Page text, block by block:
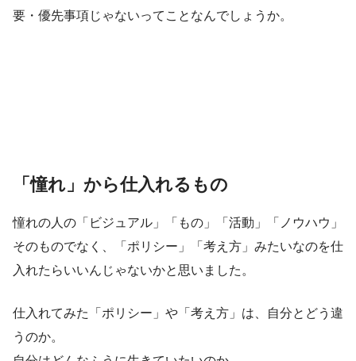
要・優先事項じゃないってことなんでしょうか。
「憧れ」から仕入れるもの
憧れの人の「ビジュアル」「もの」「活動」「ノウハウ」
そのものでなく、「ポリシー」「考え方」みたいなのを仕
入れたらいいんじゃないかと思いました。
仕入れてみた「ポリシー」や「考え方」は、自分とどう違
うのか。